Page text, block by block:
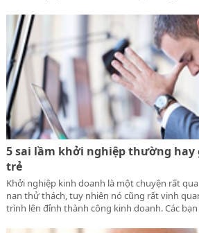
nữa.
5 sai lầm khởi nghiệp thường hay
trẻ
Khởi nghiệp kinh doanh là một chuyện rất
nan thử thách, tuy nhiên nó cũng rất vinh
trình lên đỉnh thành công kinh doanh. Các